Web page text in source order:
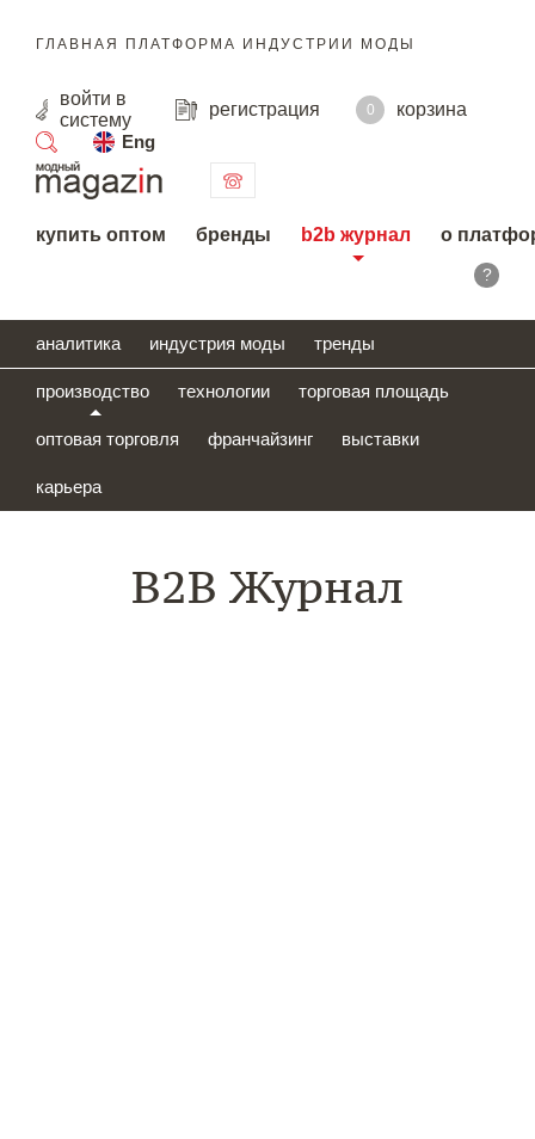
ГЛАВНАЯ ПЛАТФОРМА ИНДУСТРИИ МОДЫ
войти в
систему
регистрация 0
корзина
Eng
поиск
купить оптом бренды b2b журнал о
?
аналитика индустрия моды тренды
производство технологии торговая площадь
оптовая торговля франчайзинг выставки
карьера
B2B Журнал